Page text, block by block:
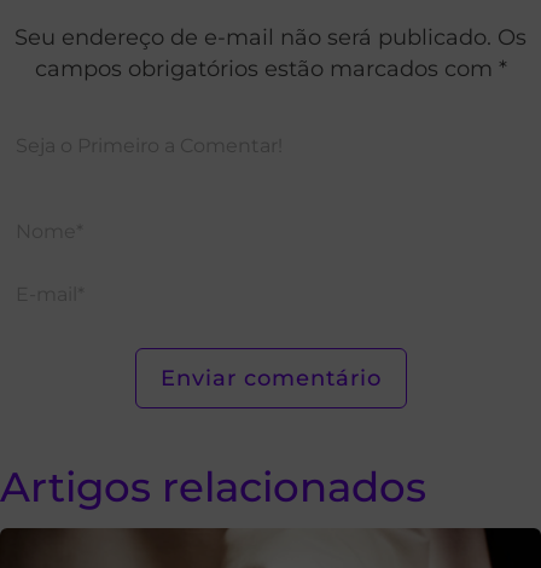
Seu endereço de e-mail não será publicado. Os
campos obrigatórios estão marcados com *
Artigos relacionados